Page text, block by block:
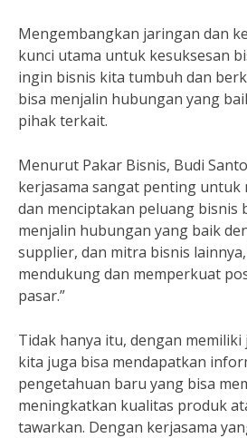
Mengembangkan jaringan dan
kunci utama untuk kesuksesan
ingin bisnis kita tumbuh dan
bisa menjalin hubungan yang
pihak terkait.
Menurut Pakar Bisnis, Budi
kerjasama sangat penting untuk
dan menciptakan peluang bisnis
menjalin hubungan yang baik
supplier, dan mitra bisnis
mendukung dan memperkuat
pasar.”
Tidak hanya itu, dengan
kita juga bisa mendapatkan
pengetahuan baru yang bisa
meningkatkan kualitas produk
tawarkan. Dengan kerjasama